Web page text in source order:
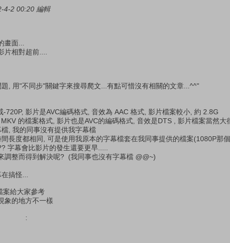
4-2 00:20 編輯
面...
相對超前....
, 用"不同步"關鍵字來搜尋爬文...有點可惜沒有相關的文章...^^"
720P, 影片是AVC編碼格式, 音效為 AAC 格式, 影片檔案較小, 約 2.8G
的檔案格式, 影片也是AVC的編碼格式, 音效是DTS , 影片檔案當然大
, 我的同事沒有提供我字幕檔
長度都相同, 可是使用我原本的字幕檔套在我同事提供的檔案(1080P那
字幕會比影片的發生還要更早.....
調整而得到解決呢? (我同事也沒有字幕檔 @@~)
搞怪...
案給大家參考
象的地方不一樣
: